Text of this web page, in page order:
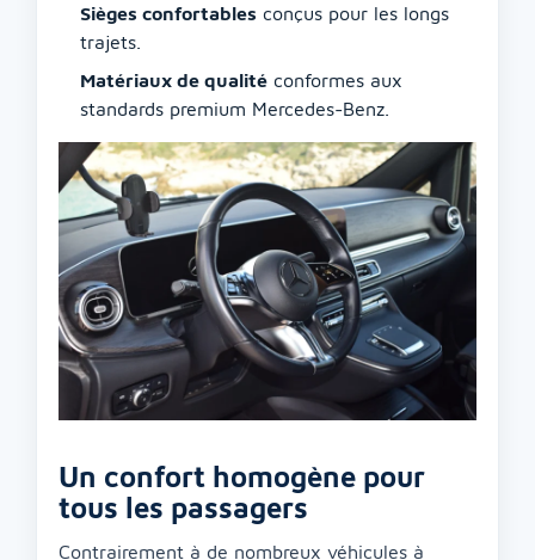
Sièges confortables conçus pour les longs
trajets.
Matériaux de qualité conformes aux
standards premium Mercedes-Benz.
Un confort homogène pour
tous les passagers
Contrairement à de nombreux véhicules à